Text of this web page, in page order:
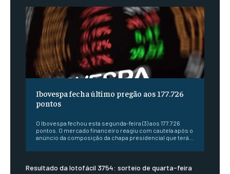
Ibovespa fecha último pregão aos 177.726
pontos
O Ibovespa fechou esta segunda-feira (3) aos 177.726
pontos. O mercado financeiro reagiu com cautela após o
anúncio da composição da chapa presidencial que terá...
Resultado da lotofácil 3754: sorteio de quarta-feira